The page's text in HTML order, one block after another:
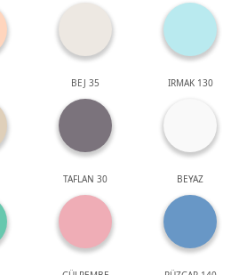
BEJ 35 IRMAK 130
TAFLAN 30 BEYAZ